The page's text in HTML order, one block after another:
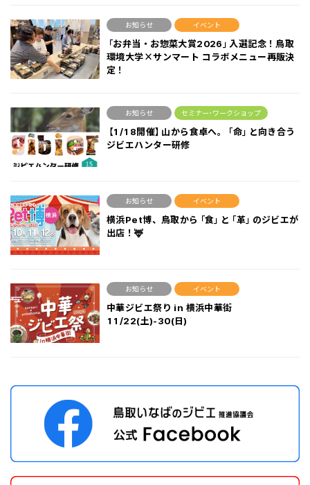
お知らせ イベント
「お弁当・お惣菜大賞2026」入選記念！鳥取
環境大学×サンマート コラボメニュー再販決
定！
お知らせ セミナー･ワークショップ
【1/18開催】山から食卓へ。「命」と向き合う
ジビエハンター研修
お知らせ イベント
横浜Pet博、鳥取から「食」と「革」のジビエが
出店！🦌
お知らせ イベント
中華ジビエ祭り in 横浜中華街
11/22(土)-30(日)